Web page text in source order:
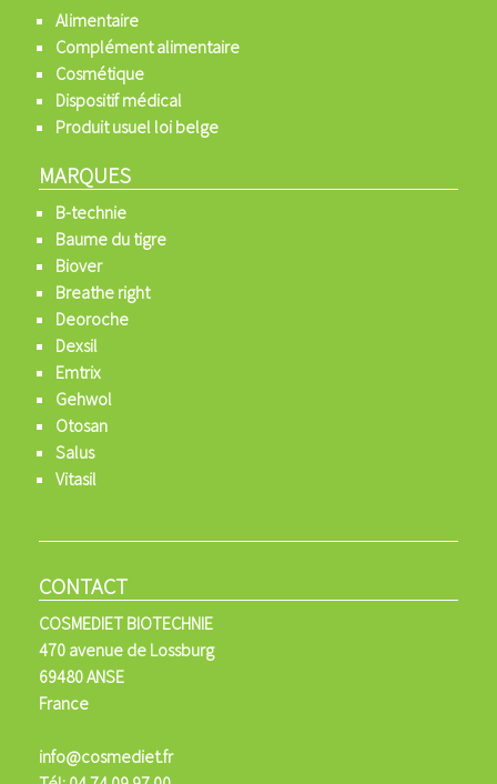
Alimentaire
Complément alimentaire
Cosmétique
Dispositif médical
Produit usuel loi belge
MARQUES
B-technie
Baume du tigre
Biover
Breathe right
Deoroche
Dexsil
Emtrix
Gehwol
Otosan
Salus
Vitasil
CONTACT
COSMEDIET BIOTECHNIE
470 avenue de Lossburg
69480 ANSE
France
info@cosmediet.fr